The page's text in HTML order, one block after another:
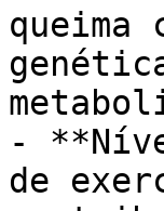
-
de